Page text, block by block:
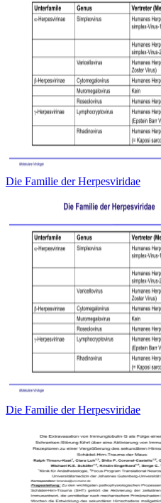
Die Familie der Herpesviridae
Die Familie der Herpesviridae